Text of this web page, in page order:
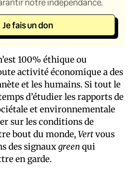
Je fais un don
100% éthique ou
activité économique a des
et les humains. Si tout le
d’étudier les rapports de
et environnementale
sur les conditions de
bout du monde,Vertvous
des signauxgreenqui
en garde.